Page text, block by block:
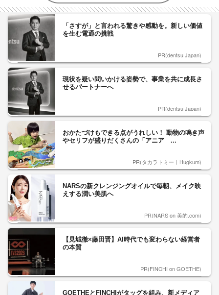
「さすが」と言われる驚きや感動を。新しい価値
を生む電通の挑戦
PR(dentsu Japan)
現状を疑い問いかける姿勢で、事業を共に成長さ
せるパートナーへ
PR(dentsu Japan)
おかたづけもできる点がうれしい！ 動物の鳴き声
やセリフが盛りだくさんの「アニア ...
PR(タカラトミー｜Hugkum)
NARSの新クレンジングオイルで毎朝、メイク映
えする潤い美肌へ
PR(NARS on 美的.com)
【見城徹×藤田晋】AI時代でも変わらない経営者
の本質
PR(FINCHI on GOETHE)
GOETHEとFINCHIがタッグを組み、新メディア